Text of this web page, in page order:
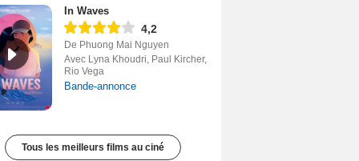
In Waves
4,2
De Phuong Mai Nguyen
Avec Lyna Khoudri, Paul Kircher,
Rio Vega
Bande-annonce
Tous les meilleurs films au ciné